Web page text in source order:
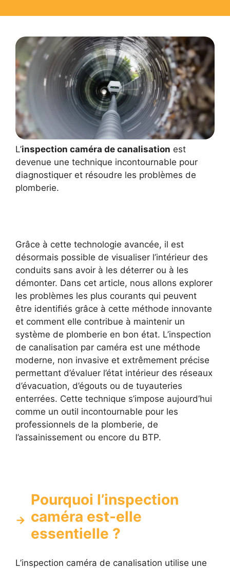
L’inspection caméra de canalisation est
devenue une technique incontournable pour
diagnostiquer et résoudre les problèmes de
plomberie.
Grâce à cette technologie avancée, il est
désormais possible de visualiser l’intérieur des
conduits sans avoir à les déterrer ou à les
démonter. Dans cet article, nous allons explorer
les problèmes les plus courants qui peuvent
être identifiés grâce à cette méthode innovante
et comment elle contribue à maintenir un
système de plomberie en bon état. L’inspection
de canalisation par caméra est une méthode
moderne, non invasive et extrêmement précise
permettant d’évaluer l’état intérieur des réseaux
d’évacuation, d’égouts ou de tuyauteries
enterrées. Cette technique s’impose aujourd’hui
comme un outil incontournable pour les
professionnels de la plomberie, de
l’assainissement ou encore du BTP.
Pourquoi l’inspection
caméra est-elle
essentielle ?
L’inspection caméra de canalisation utilise une